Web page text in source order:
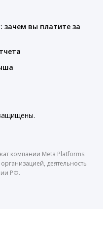
зачем вы платите за
компании Meta Platforms
деятельность
РФ.